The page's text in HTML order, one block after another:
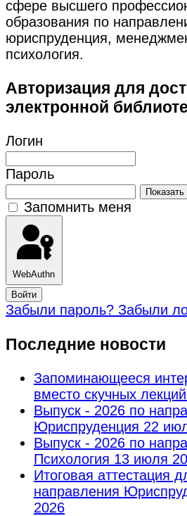
сфере высшего
образования по
юриспруденция,
психология.
Авторизация для
электронной
Логин
Пароль
Запомнить меня
WebAuthn
Войти
Забыли пароль? Забыли
Последние новости
Запоминающееся
вместо скучных лекций
Выпуск - 2026 по
Юриспруденция 22
Выпуск - 2026 по
Психология 13 июля
Итоговая аттестация
направления
2026